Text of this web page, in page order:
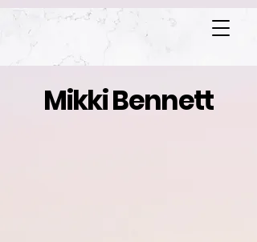
Mikki Bennett